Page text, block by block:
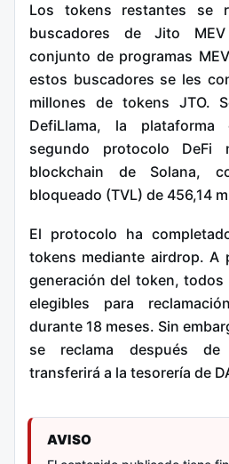
Los tokens restantes se
buscadores de Jito
conjunto de programas
estos buscadores se les
millones de tokens JTO.
DefiLlama, la
segundo protocolo DeFi
blockchain de Solana,
bloqueado (TVL) de 456,14
El protocolo ha
tokens mediante airdrop. A
generación del token,
elegibles para
durante 18 meses. Sin
se reclama después
transferirá a la tesorería de
AVISO